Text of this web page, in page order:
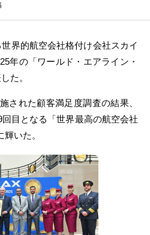
界的航空会社格付け会社スカイ
年の「ワールド・エアライン・
た。
された顧客満足度調査の結果、
目となる「世界最高の航空会社
輝いた。